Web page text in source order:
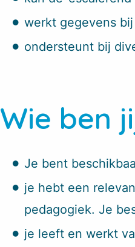
werkt gegevens
ondersteunt bij
Wie ben
Je bent
je hebt een
pedagogiek. Je
je leeft en werkt